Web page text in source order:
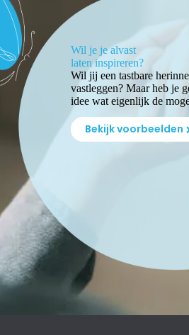
Wil je je alvast
laten inspireren?
Wil jij een tastbare
vastleggen? Maar heb je
idee wat eigenlijk de
Bekijk voorbeelden